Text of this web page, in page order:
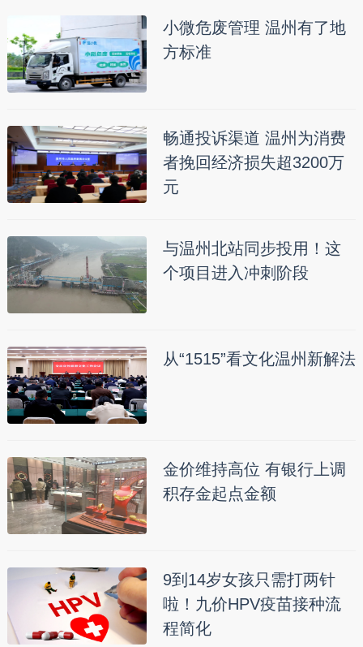
小微危废管理 温州有了地
方标准
畅通投诉渠道 温州为消费
者挽回经济损失超3200万
元
与温州北站同步投用！这
个项目进入冲刺阶段
从“1515”看文化温州新解法
金价维持高位 有银行上调
积存金起点金额
9到14岁女孩只需打两针
啦！九价HPV疫苗接种流
程简化